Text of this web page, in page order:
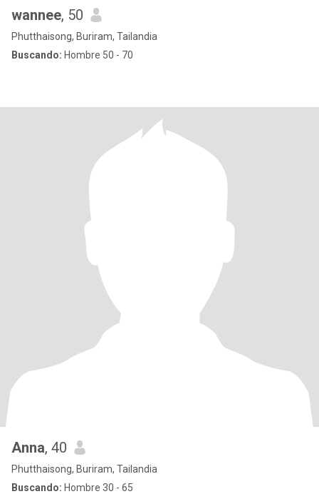
wannee, 50
Phutthaisong, Buriram, Tailandia
Buscando: Hombre 50 - 70
Anna, 40
Phutthaisong, Buriram, Tailandia
Buscando: Hombre 30 - 65